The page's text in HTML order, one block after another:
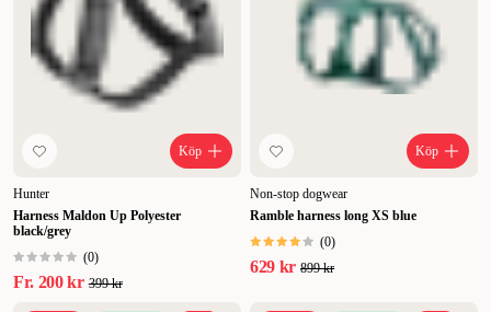
Köp
Hunter
Harness Maldon Up Polyester
black/grey
(0)
Fr. 200 kr 399 kr
Köp
Non-stop dogwear
Ramble harness long XS blue
(0)
629 kr 899 kr